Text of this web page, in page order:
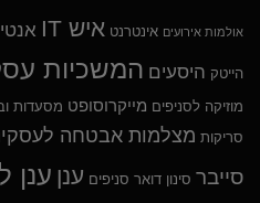
אולמות אירועים אינטרנט איש IT
הייטק היסעים המשכיות
מוזיקה לסניפים מייקרוסופט מסעדות
סריקות מצלמות אבטחה
סייבר סינון דואר סניפים ענן ענן